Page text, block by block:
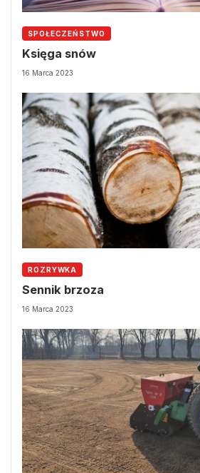
SPOŁECZEŃSTWO
Księga snów
16 Marca 2023
ROZRYWKA
Sennik brzoza
16 Marca 2023